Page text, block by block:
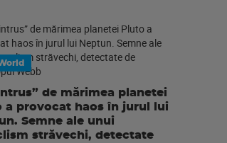
de mărimea planetei
a provocat haos în jurul lui
Semne ale unui
străvechi, detectate